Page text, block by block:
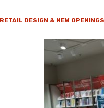
RETAIL DESIGN & NEW OPENINGS